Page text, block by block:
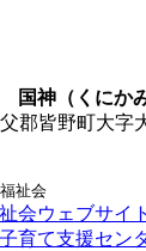
国神（くにか
郡皆野町大字
祉会
会ウェブサイト
育て支援セン